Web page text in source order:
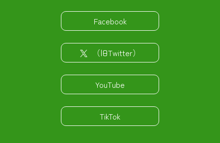
Facebook
（旧Twitter）
YouTube
TikTok